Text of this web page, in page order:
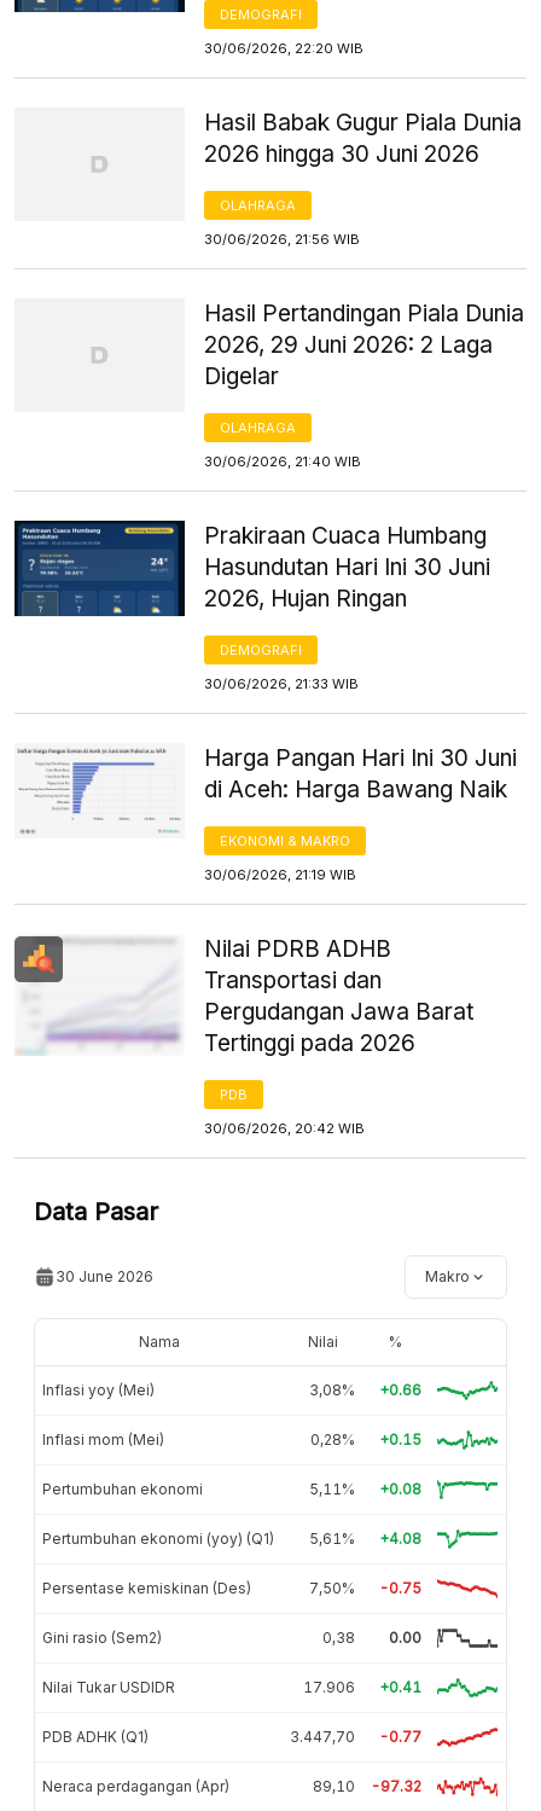
DEMOGRAFI
30/06/2026, 22:20 WIB
Hasil Babak Gugur Piala Dunia
2026 hingga 30 Juni 2026
OLAHRAGA
30/06/2026, 21:56 WIB
Hasil Pertandingan Piala Dunia
2026, 29 Juni 2026: 2 Laga
Digelar
OLAHRAGA
30/06/2026, 21:40 WIB
Prakiraan Cuaca Humbang
Hasundutan Hari Ini 30 Juni
2026, Hujan Ringan
DEMOGRAFI
30/06/2026, 21:33 WIB
Harga Pangan Hari Ini 30 Juni
di Aceh: Harga Bawang Naik
EKONOMI & MAKRO
30/06/2026, 21:19 WIB
Nilai PDRB ADHB
Transportasi dan
Pergudangan Jawa Barat
Tertinggi pada 2026
PDB
30/06/2026, 20:42 WIB
Data Pasar
30 June 2026 Makro
Nama Nilai %
Inflasi yoy (Mei) 3,08% +0.66
Inflasi mom (Mei) 0,28% +0.15
Pertumbuhan ekonomi 5,11% +0.08
Pertumbuhan ekonomi (yoy) (Q1) 5,61% +4.08
Persentase kemiskinan (Des) 7,50% -0.75
Gini rasio (Sem2) 0,38 0.00
Nilai Tukar USDIDR 17.906 +0.41
PDB ADHK (Q1) 3.447,70 -0.77
Neraca perdagangan (Apr) 89,10 -97.32